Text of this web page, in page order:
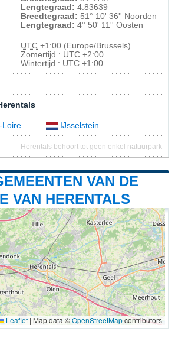
Lengtegraad: 4.83639
Breedtegraad: 51° 10' 36'' Noorden
Lengtegraad: 4° 50' 11'' Oosten
UTC +1:00 (Europe/Brussels)
Zomertijd : UTC +2:00
Wintertijd : UTC +1:00
Loire IJsselstein
Herentals behoort tot geen enkel natuurpark
VAN DE
VAN HERENTALS
Leaflet | Map data ©OpenStreetMapcontributors